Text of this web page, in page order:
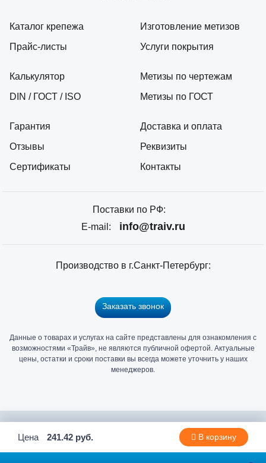
Цена 241.42 руб. В корзину
Каталог крепежа
Прайс-листы
Калькулятор
DIN / ГОСТ / ISO
Гарантия
Отзывы
Сертификаты
Изготовление метизов
Услуги покрытия
Метизы по чертежам
Метизы по ГОСТ
Доставка и оплата
Реквизиты
Контакты
Поставки по РФ:
E-mail:
info@traiv.ru
Производство в г.Санкт-Петербург:
Заказать звонок
Данные о товарах и услугах на сайте представлены для ознакомления с
возможностями «Трайв», не являются публичной офертой. Актуальные
цены, остатки и сроки поставки вы всегда можете уточнить у наших
менеджеров.
Главный
в
Петербурге
2006 - 2026 © Компания «Трайв» производитель и дистрибьютор